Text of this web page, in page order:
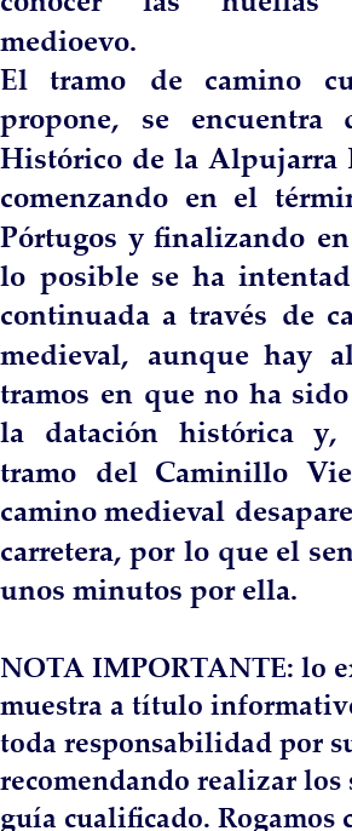
medioevo.
El tramo de camino
propone, se encuentra
Histórico de la Alpujarra
comenzando en el
Pórtugos y finalizando
lo posible se ha
continuada a través de
medieval, aunque hay
tramos en que no ha
la datación histórica
tramo del Caminillo
camino medieval
carretera, por lo que el
unos minutos por ella.
NOTA IMPORTANTE: lo
muestra a título
toda responsabilidad por
recomendando realizar los
guía cualificado. Rogamos